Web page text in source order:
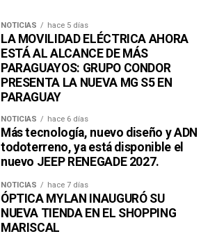
NOTICIAS hace 5 días
LA MOVILIDAD ELÉCTRICA AHORA
ESTÁ AL ALCANCE DE MÁS
PARAGUAYOS: GRUPO CONDOR
PRESENTA LA NUEVA MG S5 EN
PARAGUAY
NOTICIAS hace 6 días
Más tecnología, nuevo diseño y ADN
todoterreno, ya está disponible el
nuevo JEEP RENEGADE 2027.
NOTICIAS hace 7 días
ÓPTICA MYLAN INAUGURÓ SU
NUEVA TIENDA EN EL SHOPPING
MARISCAL